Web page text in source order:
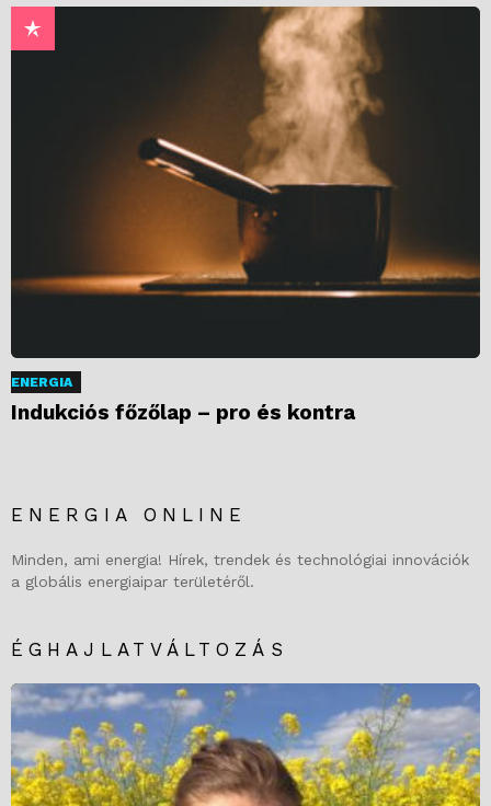
ENERGIA
Indukciós főzőlap – pro és kontra
ENERGIA ONLINE
Minden, ami energia! Hírek, trendek és technológiai innovációk
a globális energiaipar területéről.
ÉGHAJLATVÁLTOZÁS